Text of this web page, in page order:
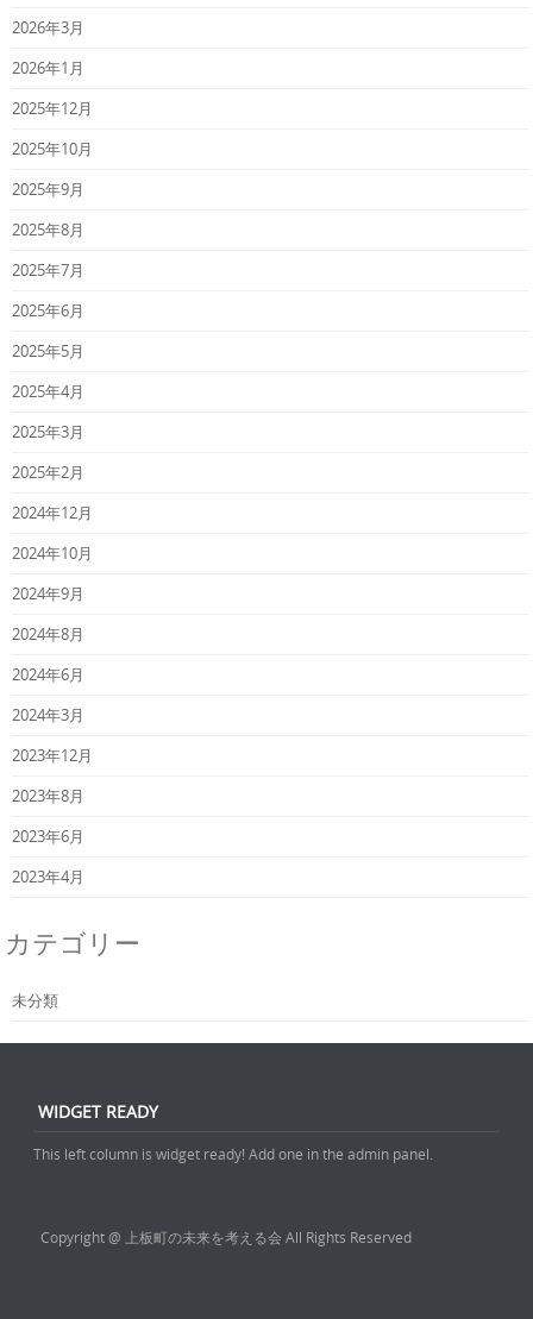
2026年3月
2026年1月
2025年12月
2025年10月
2025年9月
2025年8月
2025年7月
2025年6月
2025年5月
2025年4月
2025年3月
2025年2月
2024年12月
2024年10月
2024年9月
2024年8月
2024年6月
2024年3月
2023年12月
2023年8月
2023年6月
2023年4月
カテゴリー
未分類
WIDGET READY
This left column is widget ready! Add one in the admin panel.
Copyright @ 上板町の未来を考える会 All Rights Reserved